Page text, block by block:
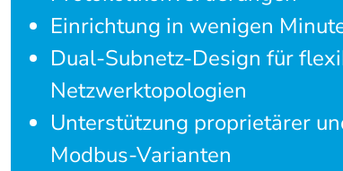
Einrichtung in wenigen
Dual-Subnetz-Design für
Netzwerktopologien
Unterstützung proprietärer
Modbus-Varianten